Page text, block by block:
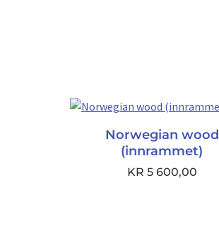
Norwegian wood
(innrammet)
KR 5 600,00